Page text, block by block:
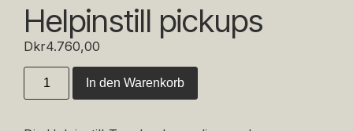
Helpinstill pickups
Dkr4.760,00
In den Warenkorb